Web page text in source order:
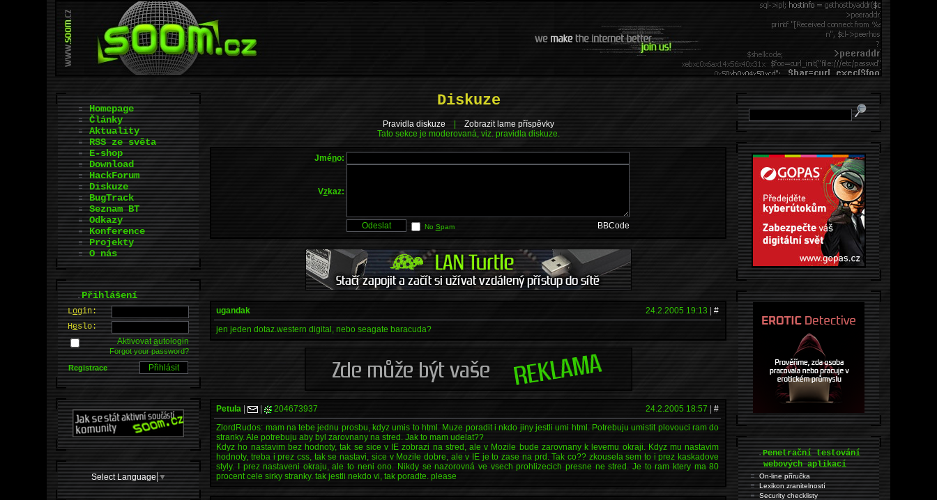
Diskuze
Pravidla diskuze
Zobrazit lame příspěvky
Tato sekce je moderovaná, viz. pravidla diskuze.
Jméno:
Vzkaz:
No Spam BBCode
ugandak 24.2.2005 19:13 |#
jen jeden dotaz.western digital, nebo seagate baracuda?
Petula | | 204673937 24.2.2005 18:57 |#
ZlordRudos: mam na tebe jednu prosbu, kdyz umis to html. Muze poradit i nkdo jiny jestli umi html. Potrebuju umistit plovouci ram do
stranky. Ale potrebuju aby byl zarovnany na stred. Jak to mam udelat??
Kdyz ho nastavim bez hodnoty, tak se sice v IE zobrazi na stred, ale v Mozile bude zarovnany k levemu okraji. Kdyz mu nastavim
hodnoty, treba i prez css, tak se nastavi, sice v Mozile dobre, ale v IE je to zase na prd. Tak co?? zkousela sem to i prez kaskadove
styly. I prez nastaveni okraju, ale to neni ono. Nikdy se nazorovná ve vsech prohlizecich presne ne stred. Je to ram ktery ma 80
procent cele sirky stranky. tak jestli nekdo vi, tak poradte. please
Homepage
Články
Aktuality
RSS ze světa
E-shop
Download
HackForum
Diskuze
BugTrack
Seznam BT
Odkazy
Konference
Projekty
O nás
.Přihlášení
Login:
Heslo:
Aktivovatautologin
Forgot your password?
Registrace
Select Language ▼
.Penetrační testování
webových aplikací
On-line příručka
Lexikon zranitelností
Security checklisty